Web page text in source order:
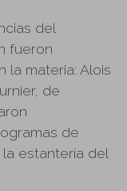
del
fueron
la materia: Alois
de
de
estantería del